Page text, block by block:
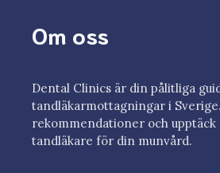
Om oss
Dental Clinics är din pålitliga
tandläkarmottagningar i
rekommendationer och
tandläkare för din munvård.